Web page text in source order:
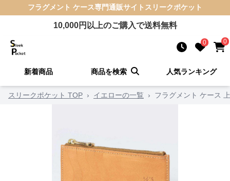
フラグメント ケース専門通販サイト スリークポケット
10,000円以上のご購入で送料無料
0 0
新着商品 商品を検索 人気ランキング
スリークポケット TOP › イエローの一覧 › フラグメント ケース